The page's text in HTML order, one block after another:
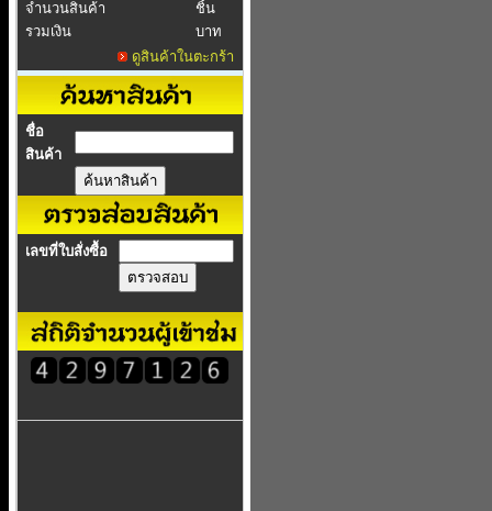
จำนวนสินค้า
ชิ้น
รวมเงิน
บาท
ดูสินค้าในตะกร้า
ชื่อ
สินค้า
เลขที่ใบสั่งซื้อ